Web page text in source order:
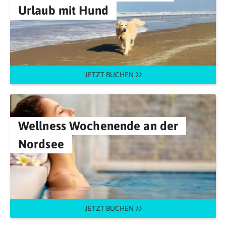
Urlaub mit Hund
JETZT BUCHEN
Wellness Wochenende an der
Nordsee
JETZT BUCHEN